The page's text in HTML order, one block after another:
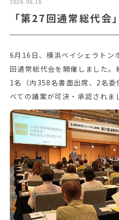
「第27回通常総代会
6月16日、横浜ベイシェラトン
回通常総代会を開催しました
1名（内358名書面出席、2名委
べての議案が可決・承認されま